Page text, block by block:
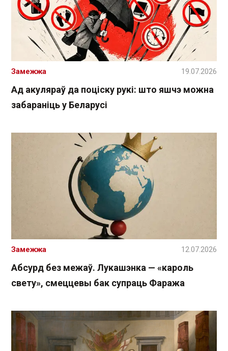
Ад акуляраў да поціску рукі: што яшчэ можна
забараніць у Беларусі
Замежжа 19.07.2026
Абсурд без межаў. Лукашэнка — «кароль
свету», смеццевы бак супраць Фаража
Замежжа 12.07.2026